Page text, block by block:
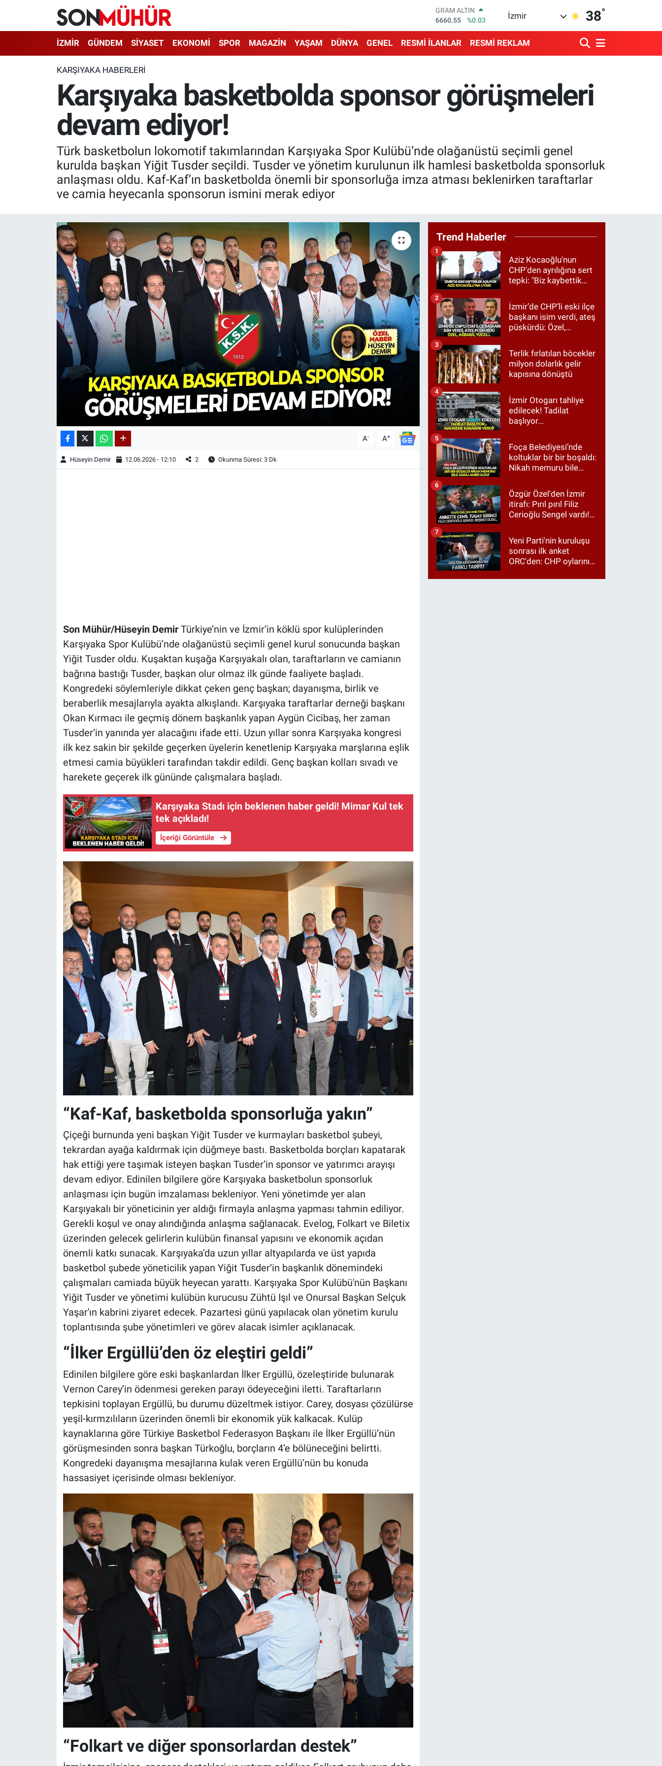
6660.55
%0.03
BİST100
64.944,08
%-0.18
DOLAR
%0.32
STERLİN
64,4811
%0.38
İzmir 38°
İZMİR GÜNDEM SİYASET EKONOMİ SPOR MAGAZİN YAŞAM DÜNYA GENEL RESMİ İLANLAR RESMİ REKLAM
KARŞIYAKA HABERLERI
Karşıyaka basketbolda sponsor görüşmeleri
devam ediyor!
Türk basketbolun lokomotif takımlarından Karşıyaka Spor Kulübü’nde olağanüstü seçimli genel
kurulda başkan Yiğit Tusder seçildi. Tusder ve yönetim kurulunun ilk hamlesi basketbolda sponsorluk
anlaşması oldu. Kaf-Kaf’ın basketbolda önemli bir sponsorluğa imza atması beklenirken taraftarlar
ve camia heyecanla sponsorun ismini merak ediyor
A- A+
Hüseyin Demir 12.06.2026 - 12:10 2 Okunma Süresi: 3 Dk
Son Mühür/Hüseyin Demir Türkiye’nin ve İzmir’in köklü spor kulüplerinden
Karşıyaka Spor Kulübü’nde olağanüstü seçimli genel kurul sonucunda başkan
Yiğit Tusder oldu. Kuşaktan kuşağa Karşıyakalı olan, taraftarların ve camianın
bağrına bastığı Tusder, başkan olur olmaz ilk günde faaliyete başladı.
Kongredeki söylemleriyle dikkat çeken genç başkan; dayanışma, birlik ve
beraberlik mesajlarıyla ayakta alkışlandı. Karşıyaka taraftarlar derneği başkanı
Okan Kırmacı ile geçmiş dönem başkanlık yapan Aygün Cicibaş, her zaman
Tusder’in yanında yer alacağını ifade etti. Uzun yıllar sonra Karşıyaka kongresi
ilk kez sakin bir şekilde geçerken üyelerin kenetlenip Karşıyaka marşlarına eşlik
etmesi camia büyükleri tarafından takdir edildi. Genç başkan kolları sıvadı ve
harekete geçerek ilk gününde çalışmalara başladı.
Karşıyaka Stadı için beklenen haber geldi! Mimar Kul tek
tek açıkladı!
İçeriği Görüntüle
“Kaf-Kaf, basketbolda sponsorluğa yakın”
Çiçeği burnunda yeni başkan Yiğit Tusder ve kurmayları basketbol şubeyi,
tekrardan ayağa kaldırmak için düğmeye bastı. Basketbolda borçları kapatarak
hak ettiği yere taşımak isteyen başkan Tusder’in sponsor ve yatırımcı arayışı
devam ediyor. Edinilen bilgilere göre Karşıyaka basketbolun sponsorluk
anlaşması için bugün imzalaması bekleniyor. Yeni yönetimde yer alan
Karşıyakalı bir yöneticinin yer aldığı firmayla anlaşma yapması tahmin ediliyor.
Gerekli koşul ve onay alındığında anlaşma sağlanacak. Evelog, Folkart ve Biletix
üzerinden gelecek gelirlerin kulübün finansal yapısını ve ekonomik açıdan
önemli katkı sunacak. Karşıyaka’da uzun yıllar altyapılarda ve üst yapıda
basketbol şubede yöneticilik yapan Yiğit Tusder’in başkanlık dönemindeki
çalışmaları camiada büyük heyecan yarattı. Karşıyaka Spor Kulübü'nün Başkanı
Yiğit Tusder ve yönetimi kulübün kurucusu Zühtü Işıl ve Onursal Başkan Selçuk
Yaşar'ın kabrini ziyaret edecek. Pazartesi günü yapılacak olan yönetim kurulu
toplantısında şube yönetimleri ve görev alacak isimler açıklanacak.
“İlker Ergüllü’den öz eleştiri geldi”
Edinilen bilgilere göre eski başkanlardan İlker Ergüllü, özeleştiride bulunarak
Vernon Carey’in ödenmesi gereken parayı ödeyeceğini iletti. Taraftarların
tepkisini toplayan Ergüllü, bu durumu düzeltmek istiyor. Carey, dosyası çözülürse
yeşil-kırmzılıların üzerinden önemli bir ekonomik yük kalkacak. Kulüp
kaynaklarına göre Türkiye Basketbol Federasyon Başkanı ile İlker Ergüllü’nün
görüşmesinden sonra başkan Türkoğlu, borçların 4’e bölüneceğini belirtti.
Kongredeki dayanışma mesajlarına kulak veren Ergüllü’nün bu konuda
hassasiyet içerisinde olması bekleniyor.
“Folkart ve diğer sponsorlardan destek”
Trend Haberler
Aziz Kocaoğlu'nun
CHP'den ayrılığına sert
tepki: "Biz kaybettik
etmedik"
1
İzmir’de CHP’li eski ilçe
başkanı isim verdi, ateş
püskürdü: Özel,
2
Terlik fırlatılan böcekler
milyon dolarlık gelir
kapısına dönüştü
3
İzmir Otogarı tahliye
edilecek! Tadilat
başlıyor...
4
Foça Belediyesi’nde
koltuklar bir bir boşaldı:
Nikah memuru bile
5
Özgür Özel'den İzmir
itirafı: Pırıl pırıl Filiz
Cerioğlu Sengel vardı!
Tugay birinci çıktı
6
Yeni Parti'nin kuruluşu
sonrası ilk anket
ORC'den: CHP oylarının
üçte biri Kılıçdaroğlu'na
7
İzmir Nöbetçi Eczaneler
İzmir Namaz Vakitleri
İzmir Trafik Yoğunluk Haritası
Süper Lig Puan Durumu ve Fikstür
Tüm Manşetler
Son Dakika Haberleri